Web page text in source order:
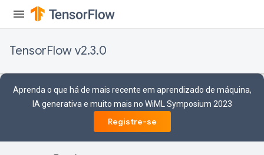
TensorFlow v2.3.0
Aprenda o que há de mais recente em aprendizado de máquina,
IA generativa e muito mais no WiML Symposium 2023
Registre-se